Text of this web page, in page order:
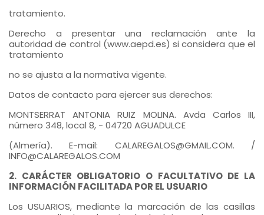
tratamiento.
Derecho a presentar una reclamación ante la
autoridad de control (www.aepd.es) si considera que el
tratamiento
no se ajusta a la normativa vigente.
Datos de contacto para ejercer sus derechos:
MONTSERRAT ANTONIA RUIZ MOLINA. Avda Carlos III,
número 348, local 8, - 04720 AGUADULCE
(Almería). E-mail: CALAREGALOS@GMAIL.COM. /
INFO@CALAREGALOS.COM
2. CARÁCTER OBLIGATORIO O FACULTATIVO DE LA
INFORMACIÓN FACILITADA POR EL USUARIO
Los USUARIOS, mediante la marcación de las casillas